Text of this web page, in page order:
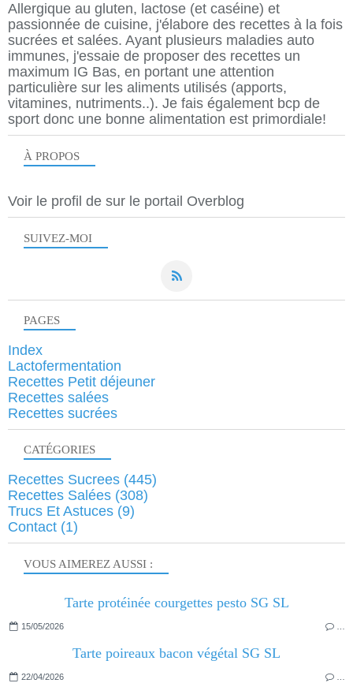
SUIVEZ-MOI
Allergique au gluten, lactose (et caséine) et
passionnée de cuisine, j'élabore des recettes à la fois
sucrées et salées. Ayant plusieurs maladies auto
immunes, j'essaie de proposer des recettes un
maximum IG Bas, en portant une attention
particulière sur les aliments utilisés (apports,
vitamines, nutriments..). Je fais également bcp de
sport donc une bonne alimentation est primordiale!
À PROPOS
Voir le profil de sur le portail Overblog
VOUS AIMEREZ AUSSI :
Tarte protéinée courgettes pesto SG SL
15/05/2026
Tarte poireaux bacon végétal SG SL
22/04/2026
PAGES
Index
Lactofermentation
Recettes Petit déjeuner
Recettes salées
Recettes sucrées
CATÉGORIES
Recettes Sucrees (445)
Recettes Salées (308)
Trucs Et Astuces (9)
Contact (1)